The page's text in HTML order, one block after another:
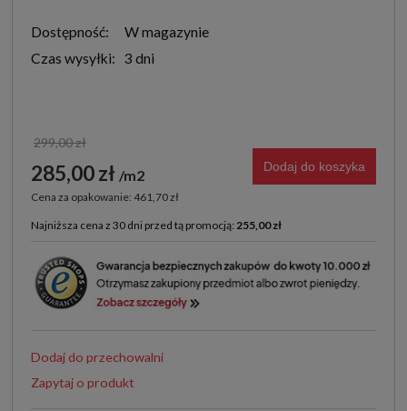
Dostępność:
W magazynie
Czas wysyłki: 3 dni
299,00 zł
285,00 zł m2
Cena za opakowanie: 461,70 zł
Dodaj do koszyka
Najniższa cena z 30 dni przed tą promocją: 255,00 zł
Jeżeli produkt jest sprzedawany krócej niż 30 dni,
wyświetlana jest najniższa cena od momentu, kiedy
produkt pojawił się w sprzedaży.
Dodaj do przechowalni
Zapytaj o produkt